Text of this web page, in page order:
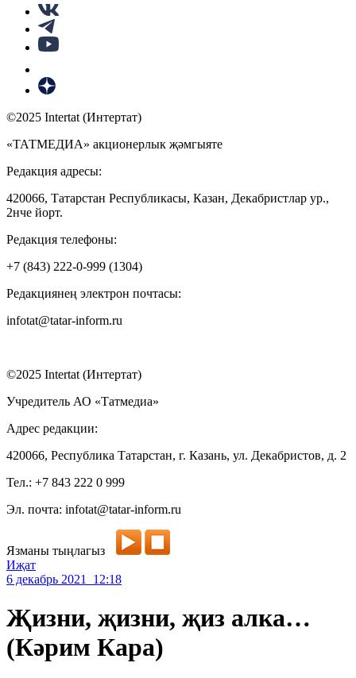
©2025 Intertat (Интертат)
«ТАТМЕДИА» акционерлык җәмгыяте
Редакция адресы:
420066, Татарстан Республикасы, Казан, Декабристлар ур.,
2нче йорт.
Редакция телефоны:
+7 (843) 222-0-999 (1304)
Редакциянең электрон почтасы:
infotat@tatar-inform.ru
©2025 Intertat (Интертат)
Учредитель АО «Татмедиа»
Адрес редакции:
420066, Республика Татарстан, г. Казань, ул. Декабристов, д. 2
Тел.: +7 843 222 0 999
Эл. почта: infotat@tatar-inform.ru
Язманы тыңлагыз
Иҗат
6 декабрь 2021 12:18
Җизни, җизни, җиз алка…
(Кәрим Кара)